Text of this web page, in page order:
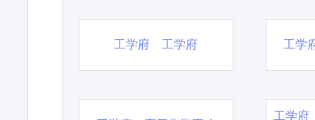
工学府 工学府 工学
工学府